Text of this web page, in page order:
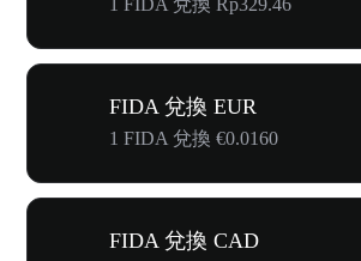
1 FIDA 兌換 Rp329.46
FIDA 兌換 EUR
1 FIDA 兌換 €0.0160
FIDA 兌換 CAD